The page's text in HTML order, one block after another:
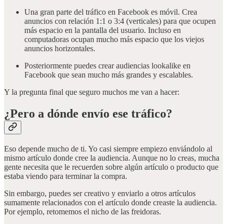
Una gran parte del tráfico en Facebook es móvil. Crea
anuncios con relación 1:1 o 3:4 (verticales) para que ocupen
más espacio en la pantalla del usuario. Incluso en
computadoras ocupan mucho más espacio que los viejos
anuncios horizontales.
Posteriormente puedes crear audiencias lookalike en
Facebook que sean mucho más grandes y escalables.
Y la pregunta final que seguro muchos me van a hacer:
¿Pero a dónde envío ese tráfico?
Eso depende mucho de ti. Yo casi siempre empiezo enviándolo al
mismo artículo donde cree la audiencia. Aunque no lo creas, mucha
gente necesita que le recuerden sobre algún artículo o producto que
estaba viendo para terminar la compra.
Sin embargo, puedes ser creativo y enviarlo a otros artículos
sumamente relacionados con el artículo donde creaste la audiencia.
Por ejemplo, retomemos el nicho de las freidoras.